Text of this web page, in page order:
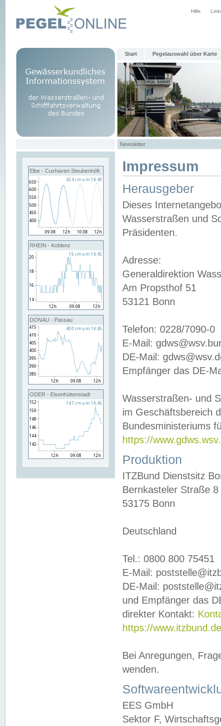
Hilfe
Start Pegelauswahl über Karte
Newsletter
Elbe - Cuxhaven Steubenhöft
RHEIN - Koblenz
DONAU - Passau
ODER - Eisenhüttenstadt
Impressum
Herausgeber
Dieses
Wasserstraßen und
Präsidenten.
Adresse:
Generaldirektion
Am Propsthof 51
53121 Bonn
Telefon: 0228/7090-0
E-Mail:
DE-Mail:
Empfänger das DE-
Wasserstraßen- und
im Geschäftsbereich
Bundesministeriums
https://
Produktion
ITZBund Dienstsitz
Bernkasteler Straße 8
53175 Bonn
Deutschland
Tel.: 0800 800 75451
E-Mail:
DE-Mail:
und Empfänger das
direkter Kontakt:
https://
Bei Anregungen,
wenden.
EES GmbH
Sektor F,